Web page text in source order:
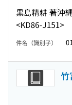
黒島精耕 著沖
<KD86-J151>
件名（識別子）
竹